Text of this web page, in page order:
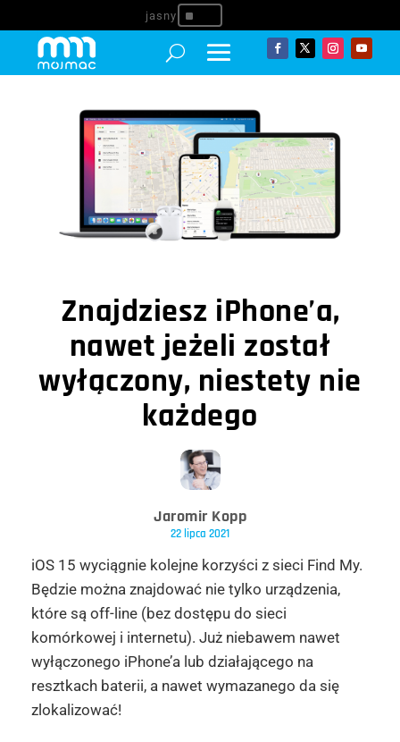
^
Znajdziesz iPhone’a,
nawet jeżeli został
wyłączony, niestety nie
każdego
Jaromir Kopp
22 lipca 2021
iOS 15 wyciągnie kolejne korzyści z sieci Find My.
Będzie można znajdować nie tylko urządzenia,
które są off-line (bez dostępu do sieci
komórkowej i internetu). Już niebawem nawet
wyłączonego iPhone’a lub działającego na
resztkach baterii, a nawet wymazanego da się
zlokalizować!